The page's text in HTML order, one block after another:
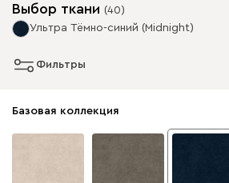
Выбор ткани (40)
Ультра Тёмно-синий (Midnight)
Фильтры
Базовая коллекция